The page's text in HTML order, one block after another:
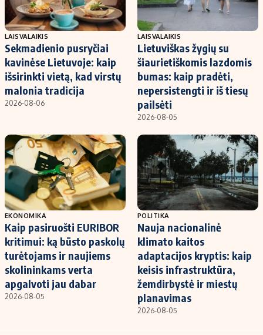
LAISVALAIKIS
Sekmadienio pusryčiai
kavinėse Lietuvoje: kaip
išsirinkti vietą, kad virstų
malonia tradicija
2026-08-06
LAISVALAIKIS
Lietuviškas žygių su
šiaurietiškomis lazdomis
bumas: kaip pradėti,
nepersistengti ir iš tiesų
pailsėti
2026-08-05
EKONOMIKA
Kaip pasiruošti EURIBOR
kritimui: ką būsto paskolų
turėtojams ir naujiems
skolininkams verta
apgalvoti jau dabar
2026-08-05
POLITIKA
Nauja nacionalinė
klimato kaitos
adaptacijos kryptis: kaip
keisis infrastruktūra,
žemdirbystė ir miestų
planavimas
2026-08-05